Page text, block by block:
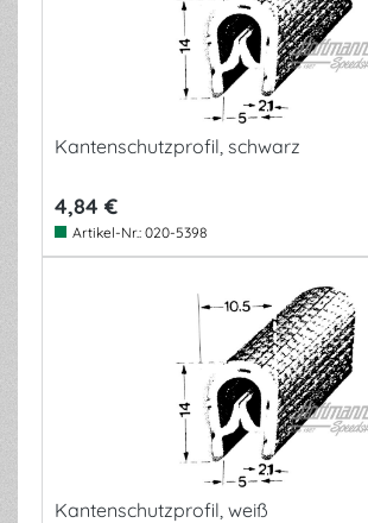
Kantenschutzprofil, schwarz
4,84 €
Artikel-Nr.: 020-5398
Kantenschutzprofil, weiß